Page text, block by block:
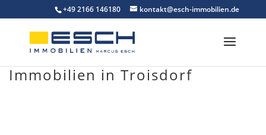
to
content
+49 2166 146180 kontakt@esch-immobilien.de
Immobilien in Troisdorf